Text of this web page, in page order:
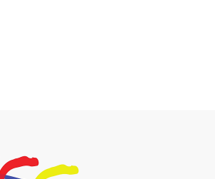
猛龍長跑隊恆常練習 - 7月23日
（19:00開始）